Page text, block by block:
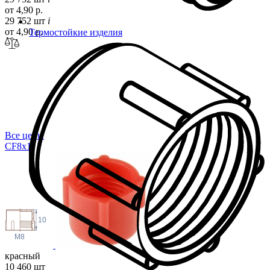
Термостойкие изделия
от 4,90 р.
29 752 шт i
от 4,90 р.
Все цены
CF8x1
10
M8
красный
10 460 шт